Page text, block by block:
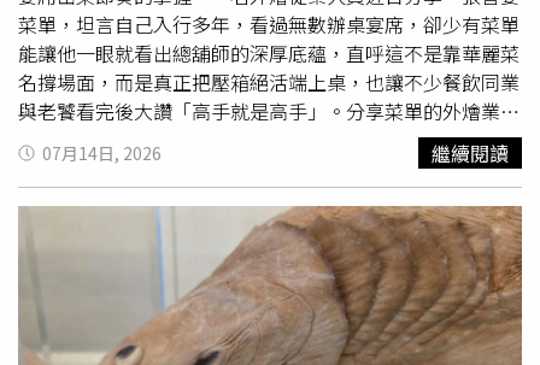
尿酸堵塞加上止痛藥斷絕血流，雙重打擊下，腎臟功能瞬間
就會崩潰。3.隱形的劇毒：大型海魚的重金屬超標除了急性
的食物中毒和痛風，長期吃海鮮也可能帶來慢性威脅。處於
食物鏈頂端的大型魚類（如鯊魚、旗魚、鮪魚），體內往往
蓄積了大量的重金屬，特別是甲基汞與鎘。會引發慢性腎小
管間質腎病變，讓你的腎功能在不知不覺中慢慢萎縮，最後
演變成無法逆轉的慢性腎衰竭。洪永祥提醒要在夏天安心品
，務必牢記三點，首先是徹底煮熟再吃並拒絕生食，
不管是生蠔、生魚片，在炎夏都有高度染菌風險；再來是痛
風發作莫亂服藥，他提到狂吃海鮮後若關節劇痛，切勿自行
亂吞強效止痛藥，請立刻就醫並告知醫師自己的飲食史；最
後是大型魚類要適量，應避免經常食用鯊魚、旗魚、鮪魚等
菜單，坦言自己入行多年，看過無數辦桌宴席，卻少有菜單
能讓他一眼就看出總舖師的深厚底蘊，直呼這不是靠華麗菜
名撐場面，而是真正把壓箱絕活端上桌，也讓不少餐飲同業
與老饕看完後大讚「高手就是高手」。分享菜單的外燴業者
表示，真正令他佩服的並非滿桌山珍海味，而是每一道料理
背後都藏著完整的宴席邏輯。從前菜、湯品、主菜到甜點，
每道菜如何銜接、不同食材如何安排、火候如何控制，以及
何時上桌才能讓賓客吃到最佳口感，都反映總舖師多年累積
的經驗，而不是單純把昂貴食材集中上桌。曝光的菜單以龍
蝦六合精緻囍拼盤揭開序幕，冷盤集結龍蝦沙拉、烏魚子、
智利鮑魚、法式皇螺、帆立貝及黑鮪魚等食材，接著依序安
排魚翅羹、龍虎斑、炭烤冰鱈魚、帝王蟹海鮮鍋，以及多道
07月14日, 2026 繼續閱讀